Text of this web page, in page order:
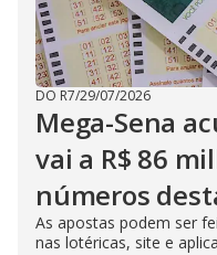
DO R7/29/07/2026
Mega-Sena
vai a R$ 86
números
As apostas podem ser
nas lotéricas, site e